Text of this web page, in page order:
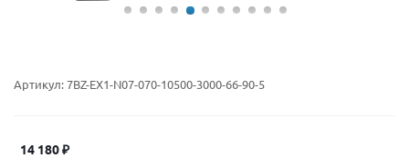
Артикул:7BZ-EX1-N07-070-10500-3000-66-90-5
14 180₽